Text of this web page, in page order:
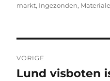
op
markt, Ingezonden,
navigatie
VORIGE
Vorig
Lund visboten